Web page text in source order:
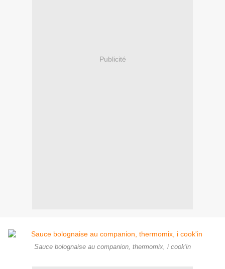
Publicité
Sauce bolognaise au companion, thermomix, i cook'in